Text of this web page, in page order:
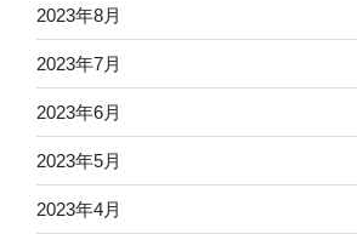
2023年8月
2023年7月
2023年6月
2023年5月
2023年4月